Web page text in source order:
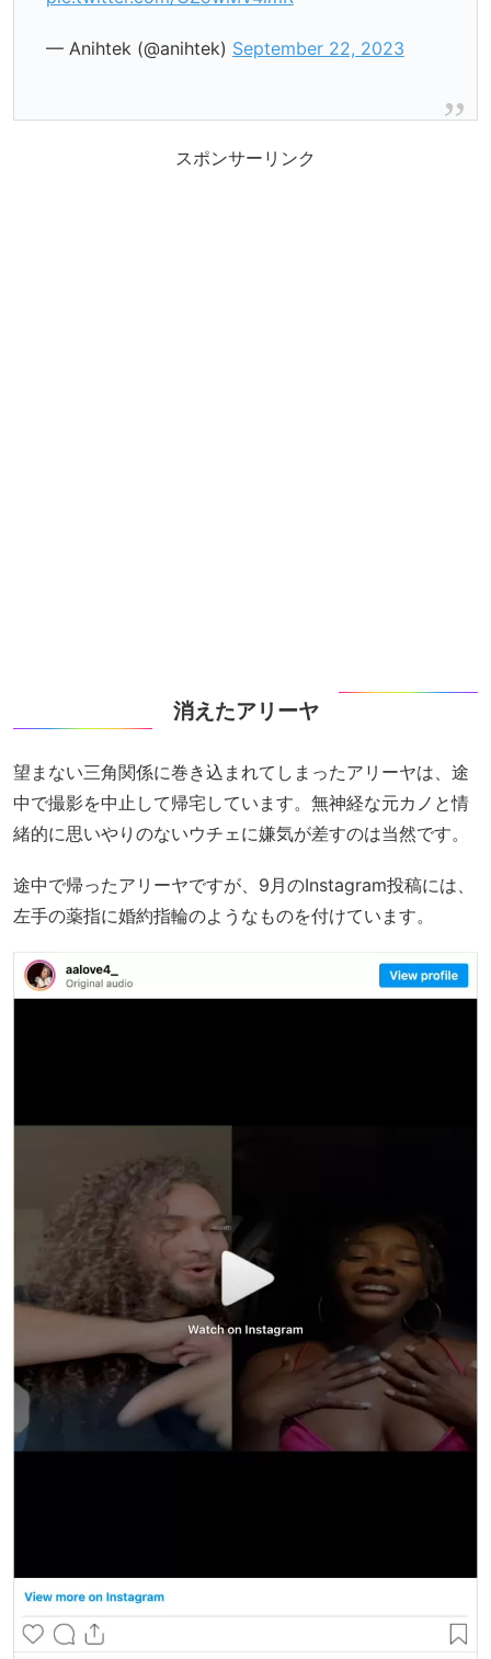
— Anihtek (@anihtek) September 22, 2023
スポンサーリンク
消えたアリーヤ
望まない三角関係に巻き込まれてしまったアリーヤは、途
中で撮影を中止して帰宅しています。無神経な元カノと情
緒的に思いやりのないウチェに嫌気が差すのは当然です。
途中で帰ったアリーヤですが、9月のInstagram投稿には、
左手の薬指に婚約指輪のようなものを付けています。